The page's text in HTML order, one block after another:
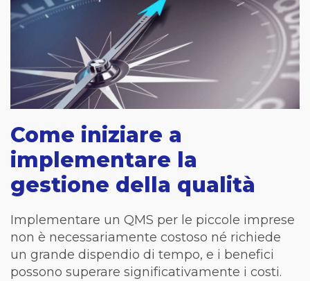
Come iniziare a
implementare la
gestione della qualità
Implementare un QMS per le piccole imprese
non è necessariamente costoso né richiede
un grande dispendio di tempo, e i benefici
possono superare significativamente i costi.